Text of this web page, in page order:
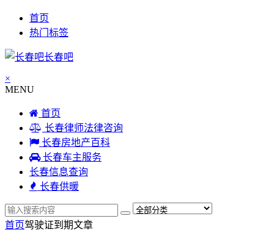
首页
热门标签
长春吧
×
MENU
首页
长春律师法律咨询
长春房地产百科
长春车主服务
长春信息查询
长春供暖
首页驾驶证到期文章